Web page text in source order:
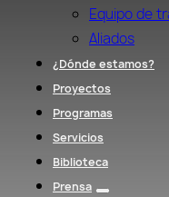
Equipo de
Aliados
¿Dónde estamos?
Proyectos
Programas
Servicios
Biblioteca
Prensa